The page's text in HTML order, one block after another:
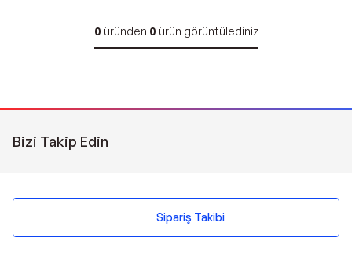
0 üründen 0 ürün görüntülediniz
Bizi Takip Edin
Sipariş Takibi